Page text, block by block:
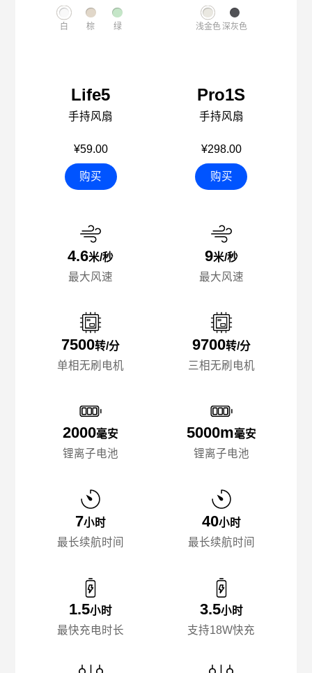
白 棕 绿
Life5
手持风扇
¥59.00
购买
4.6米/秒
最大风速
7500转/分
单相无刷电机
2000毫安
锂离子电池
7小时
最长续航时间
1.5小时
最快充电时长
浅金色深灰色
Pro1S
手持风扇
¥298.00
购买
9米/秒
最大风速
9700转/分
三相无刷电机
5000m毫安
锂离子电池
40小时
最长续航时间
3.5小时
支持18W快充